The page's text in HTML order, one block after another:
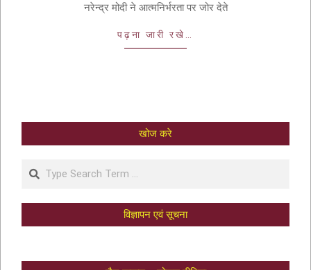
नरेन्द्र मोदी ने आत्मनिर्भरता पर जोर देते
पढ़ना जारी रखे…
खोज करे
विज्ञापन एवं सूचना